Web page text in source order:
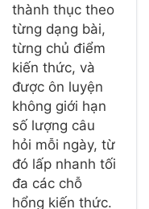
thành thục theo
từng dạng bài,
từng chủ điểm
kiến thức, và
được ôn luyện
không giới hạn
số lượng câu
hỏi mỗi ngày, từ
đó lấp nhanh tối
đa các chỗ
hổng kiến thức.